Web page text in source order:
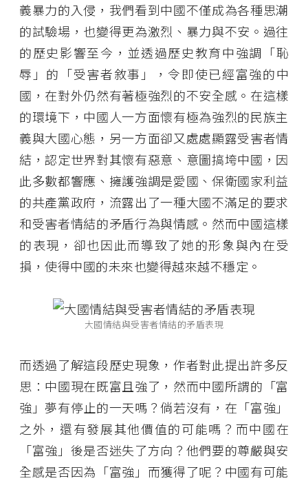
義暴力的入侵，我們看到中國不僅成為各種思潮
的試驗場，也變得更為激烈、暴力與不安。過往
的歷史影響至今，並透過歷史教育中強調「恥
辱」的「受害者敘事」，令即使已經富強的中
國，在對外仍然有著極強烈的不安全感。在這樣
的環境下，中國人一方面懷有極為強烈的民族主
義與大國心態，另一方面卻又處處顯露受害者情
結，認定世界對其懷有惡意、意圖搞垮中國，因
此多數都響應、擁護強調是愛國、保衛國家利益
的共產黨政府，流露出了一種大國不滿足的要求
和受害者情結的矛盾行為與情感。然而中國這樣
的表現，卻也因此而導致了她的形象與內在受
損，使得中國的未來也變得越來越不穩定。
大國情結與受害者情結的矛盾表現
而透過了解這段歷史現象，作者對此提出許多反
思：中國現在既富且強了，然而中國所謂的「富
強」夢有停止的一天嗎？倘若沒有，在「富強」
之外，還有發展其他價值的可能嗎？而中國在
「富強」後是否迷失了方向？他們要的尊嚴與安
全感是否因為「富強」而獲得了呢？中國有可能